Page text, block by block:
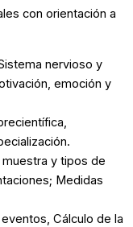
con orientación a
nervioso y
emoción y
y tipos de
Medidas
Cálculo de la